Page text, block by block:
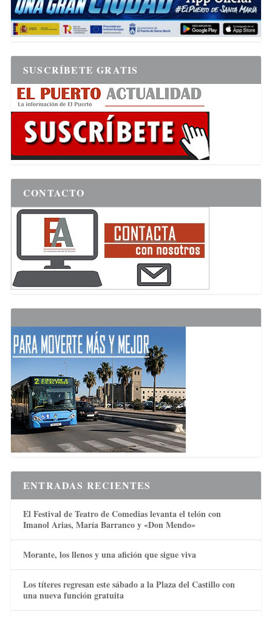
SUSCRÍBETE GRATIS
CONTACTO
ENTRADAS RECIENTES
El Festival de Teatro de Comedias levanta el telón con
Imanol Arias, María Barranco y «Don Mendo»
Morante, los llenos y una afición que sigue viva
Los títeres regresan este sábado a la Plaza del Castillo con
una nueva función gratuita